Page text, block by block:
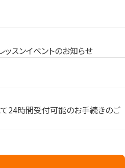
スンイベントのお知らせ
24時間受付可能のお手続きのご